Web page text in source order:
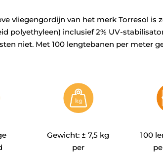
vliegengordijn van het merk Torresol is
polyethyleen) inclusief 2% UV-
niet. Met 100 lengtebanen per meter
Gewicht: ± 7,5 kg
per
100